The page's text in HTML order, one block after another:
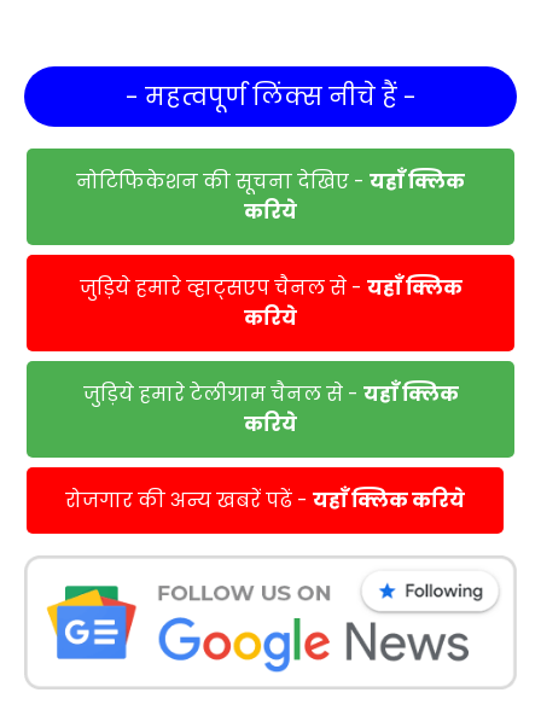
- महत्वपूर्ण लिंक्स नीचे हैं -
नोटिफिकेशन की सूचना देखिए - यहाँ क्लिक
करिये
जुड़िये हमारे व्हाट्सएप चैनल से - यहाँ क्लिक
करिये
जुड़िये हमारे टेलीग्राम चैनल से - यहाँ क्लिक
करिये
रोजगार की अन्य खबरें पढें - यहाँ क्लिक करिये